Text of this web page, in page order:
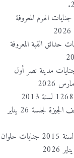
متهم واحد في القضية رقم 66118 لسنة 2024 جنايات الهرم المعروفة
القضية رقم 283 لسنة 2025 جنايات حدائق القبة المعروفة
في القضية رقم 15978 لسنة 2024 جنايات مدينة نصر أول
تأجيل إعادة محاكمة متهم واحد في القضية رقم 12681 لسنة 2013
جنايات الجيزة المعروفة إعلاميا بقضية أحداث عنف الجيزة لجلسة 26 يناير
تأجيل إعادة محاكمة متهم في القضية رقم 6997 لسنة 2015 جنايات حلوان